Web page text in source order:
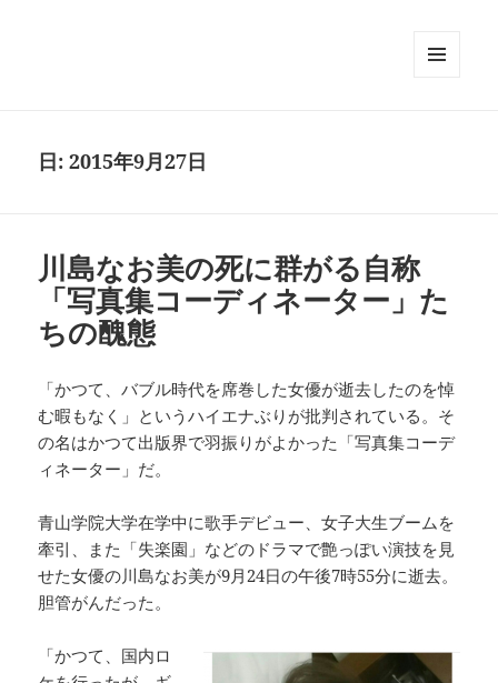
日:2015年9月27日
川島なお美の死に群がる自称
「写真集コーディネーター」た
ちの醜態
「かつて、バブル時代を席巻した女優が逝去したのを悼
む暇もなく」というハイエナぶりが批判されている。そ
の名はかつて出版界で羽振りがよかった「写真集コーデ
ィネーター」だ。
青山学院大学在学中に歌手デビュー、女子大生ブームを
牽引、また「失楽園」などのドラマで艶っぽい演技を見
せた女優の川島なお美が9月24日の午後7時55分に逝去。
胆管がんだった。
「かつて、国内ロ